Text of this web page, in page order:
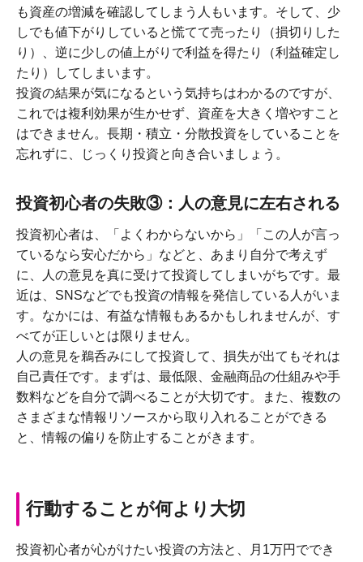
も資産の増減を確認してしまう人もいます。そして、少
しでも値下がりしていると慌てて売ったり（損切りした
り）、逆に少しの値上がりで利益を得たり（利益確定し
たり）してしまいます。
投資の結果が気になるという気持ちはわかるのですが、
これでは複利効果が生かせず、資産を大きく増やすこと
はできません。長期・積立・分散投資をしていることを
忘れずに、じっくり投資と向き合いましょう。
投資初心者の失敗③：人の意見に左右される
投資初心者は、「よくわからないから」「この人が言っ
ているなら安心だから」などと、あまり自分で考えず
に、人の意見を真に受けて投資してしまいがちです。最
近は、SNSなどでも投資の情報を発信している人がいま
す。なかには、有益な情報もあるかもしれませんが、す
べてが正しいとは限りません。
人の意見を鵜呑みにして投資して、損失が出てもそれは
自己責任です。まずは、最低限、金融商品の仕組みや手
数料などを自分で調べることが大切です。また、複数の
さまざまな情報リソースから取り入れることができる
と、情報の偏りを防止することがきます。
行動することが何より大切
投資初心者が心がけたい投資の方法と、月1万円ででき